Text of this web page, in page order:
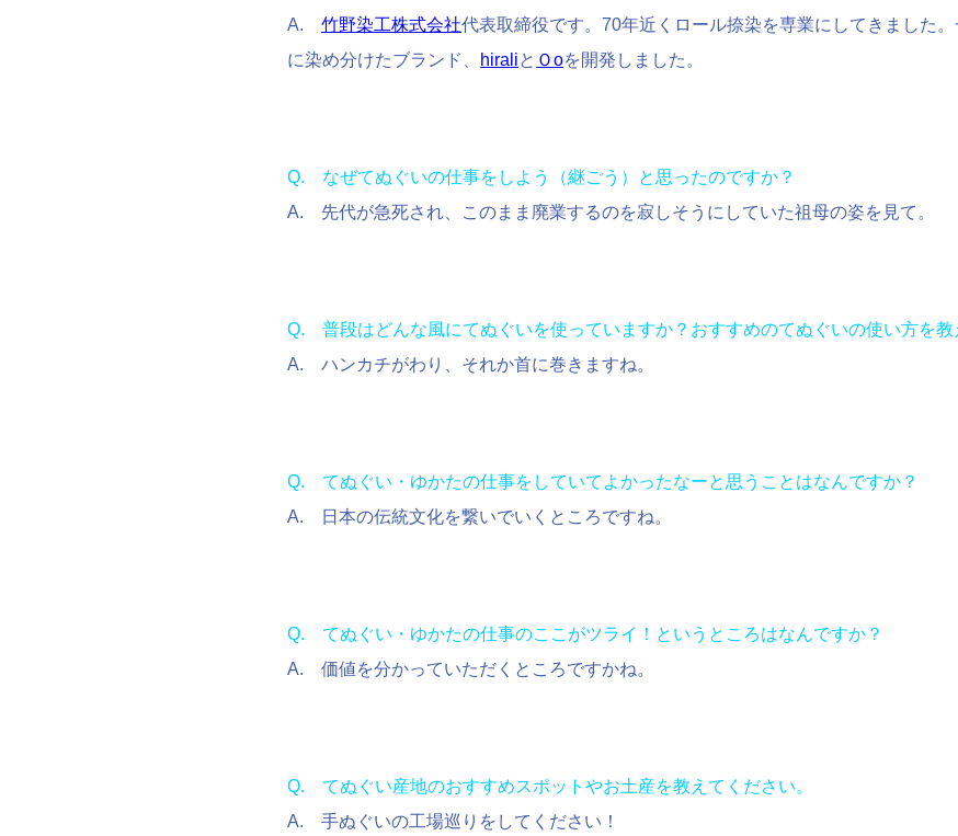
A. 竹野染工株式会社代表取締役です。70年近くロール捺染を専業にしてきました
に染め分けたブランド、
hiraliと Ｏoを開発しました。
Q. なぜてぬぐいの仕事をしよう（継ごう）と思ったのですか？
A. 先代が急死され、このまま廃業するのを寂しそうにしていた祖母の姿を見て。
Q. 普段はどんな風にてぬぐいを使っていますか？おすすめのてぬぐいの使い方を教
A. ハンカチがわり、それか首に巻きますね。
Q. てぬぐい・ゆかたの仕事をしていてよかったなーと思うことはなんですか？
A. 日本の伝統文化を繋いでいくところですね。
Q. てぬぐい・ゆかたの仕事のここがツライ！というところはなんですか？
A. 価値を分かっていただくところですかね。
Q. てぬぐい産地のおすすめスポットやお土産を教えてください。
A. 手ぬぐいの工場巡りをしてください！